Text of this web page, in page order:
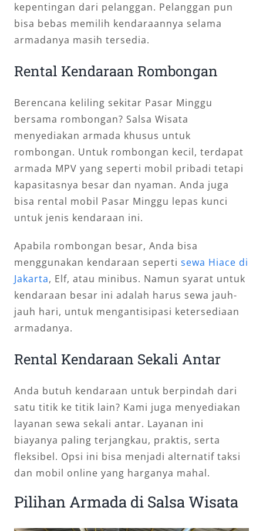
kepentingan dari pelanggan. Pelanggan pun
bisa bebas memilih kendaraannya selama
armadanya masih tersedia.
Rental Kendaraan Rombongan
Berencana keliling sekitar Pasar Minggu
bersama rombongan? Salsa Wisata
menyediakan armada khusus untuk
rombongan. Untuk rombongan kecil, terdapat
armada MPV yang seperti mobil pribadi tetapi
kapasitasnya besar dan nyaman. Anda juga
bisa rental mobil Pasar Minggu lepas kunci
untuk jenis kendaraan ini.
Apabila rombongan besar, Anda bisa
menggunakan kendaraan seperti sewa Hiace di
Jakarta, Elf, atau minibus. Namun syarat untuk
kendaraan besar ini adalah harus sewa jauh-
jauh hari, untuk mengantisipasi ketersediaan
armadanya.
Rental Kendaraan Sekali Antar
Anda butuh kendaraan untuk berpindah dari
satu titik ke titik lain? Kami juga menyediakan
layanan sewa sekali antar. Layanan ini
biayanya paling terjangkau, praktis, serta
fleksibel. Opsi ini bisa menjadi alternatif taksi
dan mobil online yang harganya mahal.
Pilihan Armada di Salsa Wisata